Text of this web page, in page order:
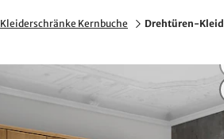
Kleiderschränke Kernbuche Drehtüren-